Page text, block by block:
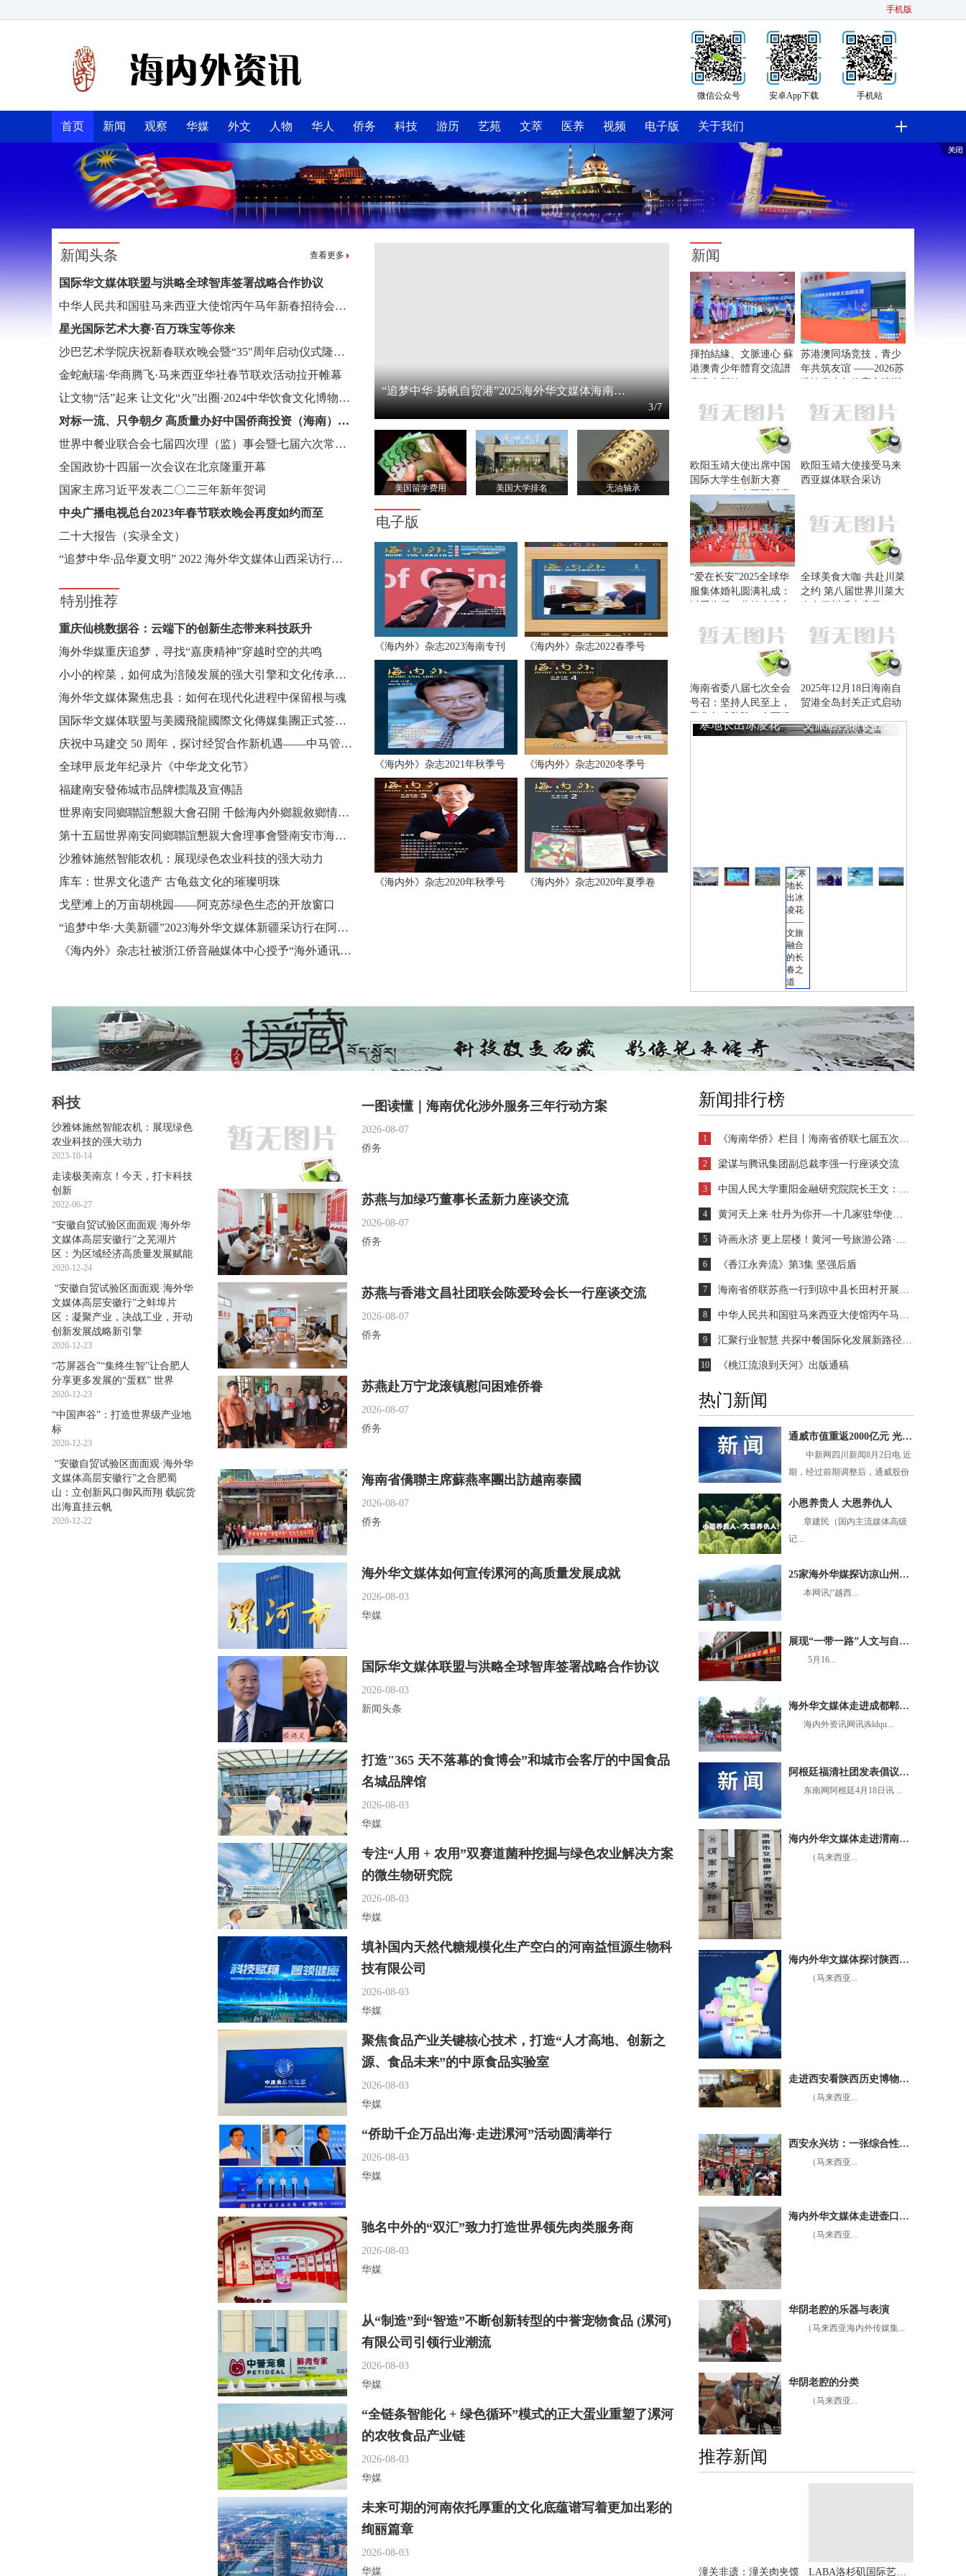
手机版
手机站
安卓App下载
微信公众号
首页 新闻 观察 华媒 外文 人物 华人 侨务 科技 游历 艺苑 文萃 医养 视频 电子版 关于我们
查看更多
新闻头条
国际华文媒体联盟与洪略全球智库签署战略合作协议
中华人民共和国驻马来西亚大使馆丙午马年新春招待会在吉隆坡隆重举办，续炳义应邀出席
星光国际艺术大赛·百万珠宝等你来
沙巴艺术学院庆祝新春联欢晚会暨“35"周年启动仪式隆重举办
金蛇献瑞·华商腾飞·马来西亚华社春节联欢活动拉开帷幕
让文物“活”起来 让文化“火”出圈·2024中华饮食文化博物馆联盟年会在河北保定举行
对标一流、只争朝夕 高质量办好中国侨商投资（海南）大会
世界中餐业联合会七届四次理（监）事会暨七届六次常务理事会（扩大）会议在海南三亚召开
全国政协十四届一次会议在北京隆重开幕
国家主席习近平发表二〇二三年新年贺词
中央广播电视总台2023年春节联欢晚会再度如约而至
二十大报告（实录全文）
“追梦中华·品华夏文明” 2022 海外华文媒体山西采访行活动即将拉开帷幕
特别推荐
重庆仙桃数据谷：云端下的创新生态带来科技跃升
海外华媒重庆追梦，寻找“嘉庚精神”穿越时空的共鸣
小小的榨菜，如何成为涪陵发展的强大引擎和文化传承的鲜活载体
海外华文媒体聚焦忠县：如何在现代化进程中保留根与魂
国际华文媒体联盟与美國飛龍國際文化傳媒集團正式签订战略合作协议
庆祝中马建交 50 周年，探讨经贸合作新机遇——中马管理创新与合作发展论坛在吉隆坡举办
全球甲辰龙年纪录片《中华龙文化节》
福建南安發佈城市品牌標識及宣傳語
世界南安同鄉聯誼懇親大會召開 千餘海內外鄉親敘鄉情謀未來
第十五屆世界南安同鄉聯誼懇親大會理事會暨南安市海外聯誼會第六屆理事會就職典禮舉行
沙雅钵施然智能农机：展现绿色农业科技的强大动力
库车：世界文化遗产 古龟兹文化的璀璨明珠
戈壁滩上的万亩胡桃园——阿克苏绿色生态的开放窗口
“追梦中华·大美新疆”2023海外华文媒体新疆采访行在阿克苏市启动
《海内外》杂志社被浙江侨音融媒体中心授予“海外通讯员联络站”
“追梦中华·扬帆自贸港”2025海外华文媒体海南采访行
人民日报第六届海外华文新媒体论坛（2025·广东珠海）
4/7
美国留学费用 美国大学排名 无油轴承
电子版
《海内外》杂志2023海南专刊 《海内外》杂志2022春季号
《海内外》杂志2021年秋季号 《海内外》杂志2020冬季号
《海内外》杂志2020年秋季号 《海内外》杂志2020年夏季卷
新闻
揮拍結緣、文脈連心 蘇
港澳青少年體育交流譜
苏港澳同场竞技，青少
年共筑友谊 ——2026苏
欧阳玉靖大使出席中国
国际大学生创新大赛
（2026）东南亚区域赛
暨中马青年创新大赛颁
奖典礼
欧阳玉靖大使接受马来
西亚媒体联合采访
“爱在长安”2025全球华
服集体婚礼圆满礼成：
全球美食大咖·共赴川菜
之约 第八届世界川菜大
海南省委八届七次全会
号召：坚持人民至上，
高民生保障水平，不断
2025年12月18日海南自
贸港全岛封关正式启动
寒地长出冰凌花——文旅融合的长春之
科技
沙雅钵施然智能农机：展现绿色
农业科技的强大动力
2023-10-14
走读极美南京！今天，打卡科技
创新
2022-06-27
“安徽自贸试验区面面观·海外华
文媒体高层安徽行”之芜湖片
区：为区域经济高质量发展赋能
2020-12-24
“安徽自贸试验区面面观·海外华
文媒体高层安徽行”之蚌埠片
区：凝聚产业，决战工业，开动
创新发展战略新引擎
2020-12-23
“芯屏器合”“集终生智”让合肥人
分享更多发展的“蛋糕” 世界
2020-12-23
“中国声谷”：打造世界级产业地
标
2020-12-23
“安徽自贸试验区面面观·海外华
文媒体高层安徽行”之合肥蜀
山：立创新风口御风而翔 载皖货
出海直挂云帆
2020-12-22
新闻排行榜
1 《海南华侨》栏目丨海南省侨联七届五次全委会议在海口召开 苏燕当选主席
2 梁谋与腾讯集团副总裁李强一行座谈交流
3 中国人民大学重阳金融研究院院长王文：海南自贸港是全球投资者共享中国发展红利的重要平台
4 黄河天上来·牡丹为你开—十几家驻华使节与海外华文媒体参访菏泽牡丹园
5 诗画永济 更上层楼！黄河一号旅游公路·永济段
6 《香江永奔流》第3集 坚强后盾
7 海南省侨联苏燕一行到琼中县长田村开展2026年春节“送温暖·献爱心”慰问活动并调研
8 中华人民共和国驻马来西亚大使馆丙午马年新春招待会在吉隆坡隆重举办，续炳义应邀出席
9 汇聚行业智慧 共探中餐国际化发展新路径 第八届世界厨师艺术荟“出海出圈”中餐主题对话圆满结束
10 《桃江流浪到天河》出版通稿
热门新闻
通威市值重返2000亿元 光伏龙头股再引关注
中新网四川新闻8月2日电 近
期，经过前期调整后，通威股份
小恩养贵人 大恩养仇人
章建民（国内主流媒体高级
记...
25家海外华媒探访凉山州越西县 聚焦乡村振兴新生活
本网讯|“越西...
展现“一带一路”人文与自然之美 黄建南艺术展在北京揭幕
5月16...
海外华文媒体走进成都郫都：“来到这里就不想离开”
海内外资讯网讯|&ldqu...
阿根廷福清社团发表倡议书 呼吁向遇难同胞家属献爱心
东南网阿根廷4月18日讯 ...
海内外华文媒体走进渭南市博物馆
（马来西亚...
海内外华文媒体探讨陕西渭南的前世今生
（马来西亚...
走进西安看陕西历史博物馆的建筑布局
（马来西亚...
西安永兴坊：一张综合性特色的旅游名片
（马来西亚...
海内外华文媒体走进壶口瀑布，欣赏母亲河的壮观场面，体验母亲河的厚重文化
（马来西亚...
华阴老腔的乐器与表演
（马来西亚海内外传媒集...
华阴老腔的分类
（马来西亚...
推荐新闻
潼关非遗：潼关肉夹馍 LABA洛杉矶国际艺术节入围名单放榜 中国艺术家黄建南高居榜首
一图读懂｜海南优化涉外服务三年行动方案
2026-08-07
侨务
苏燕与加绿巧董事长孟新力座谈交流
2026-08-07
侨务
苏燕与香港文昌社团联会陈爱玲会长一行座谈交流
2026-08-07
侨务
苏燕赴万宁龙滚镇慰问困难侨眷
2026-08-07
侨务
海南省僑聯主席蘇燕率團出訪越南泰國
2026-08-07
侨务
海外华文媒体如何宣传漯河的高质量发展成就
2026-08-03
华媒
国际华文媒体联盟与洪略全球智库签署战略合作协议
2026-08-03
新闻头条
打造"365 天不落幕的食博会”和城市会客厅的中国食品
名城品牌馆
2026-08-03
华媒
专注“人用 + 农用”双赛道菌种挖掘与绿色农业解决方案
的微生物研究院
2026-08-03
华媒
填补国内天然代糖规模化生产空白的河南益恒源生物科
技有限公司
2026-08-03
华媒
聚焦食品产业关键核心技术，打造“人才高地、创新之
源、食品未来”的中原食品实验室
2026-08-03
华媒
“侨助千企万品出海·走进漯河”活动圆满举行
2026-08-03
华媒
驰名中外的“双汇”致力打造世界领先肉类服务商
2026-08-03
华媒
从“制造”到“智造”不断创新转型的中誉宠物食品 (漯河)
有限公司引领行业潮流
2026-08-03
华媒
“全链条智能化 + 绿色循环”模式的正大蛋业重塑了漯河
的农牧食品产业链
2026-08-03
华媒
未来可期的河南依托厚重的文化底蕴谱写着更加出彩的
绚丽篇章
2026-08-03
华媒